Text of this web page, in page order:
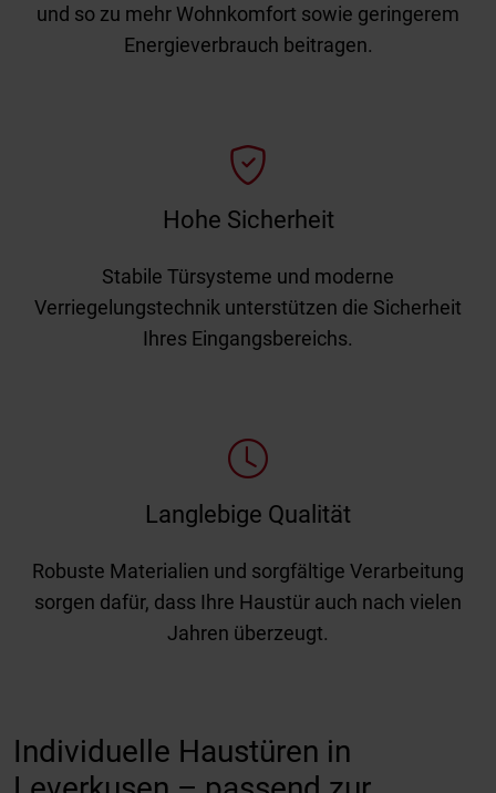
und so zu mehr Wohnkomfort sowie geringerem
Energieverbrauch beitragen.
Hohe Sicherheit
Stabile Türsysteme und moderne
Verriegelungstechnik unterstützen die Sicherheit
Ihres Eingangsbereichs.
Langlebige Qualität
Robuste Materialien und sorgfältige Verarbeitung
sorgen dafür, dass Ihre Haustür auch nach vielen
Jahren überzeugt.
Individuelle Haustüren in